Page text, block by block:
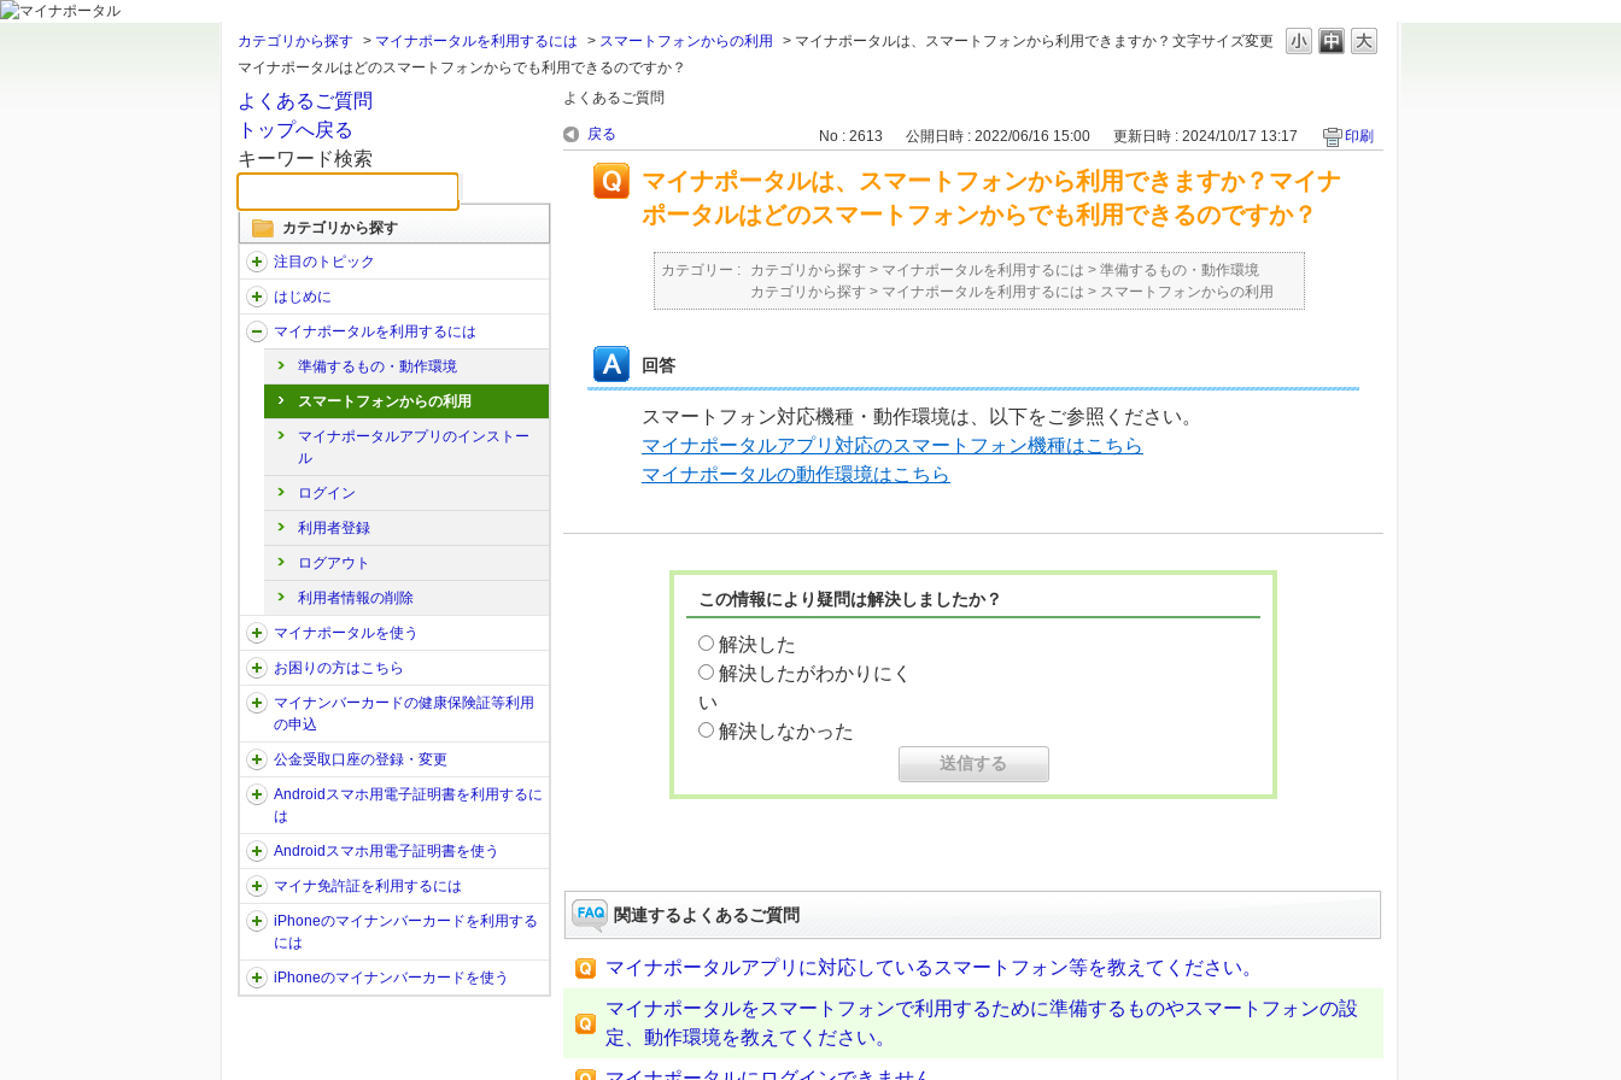
文字サイズ変更
カテゴリから探す > マイナポータルを利用するには > スマートフォンからの利用 > マイナポータルは、スマートフォンから利用できますか？
マイナポータルはどのスマートフォンからでも利用できるのですか？
よくあるご質問
トップへ戻る
キーワード検索
カテゴリから探す
注目のトピック
はじめに
マイナポータルを利用するには
準備するもの・動作環境
スマートフォンからの利用
マイナポータルアプリのインストー
ル
ログイン
利用者登録
ログアウト
利用者情報の削除
マイナポータルを使う
お困りの方はこちら
マイナンバーカードの健康保険証等利用
の申込
公金受取口座の登録・変更
Androidスマホ用電子証明書を利用するに
は
Androidスマホ用電子証明書を使う
マイナ免許証を利用するには
iPhoneのマイナンバーカードを利用する
には
iPhoneのマイナンバーカードを使う
よくあるご質問
戻る No : 2613 公開日時 : 2022/06/16 15:00 更新日時 : 2024/10/17 13:17 印刷
マイナポータルは、スマートフォンから利用できますか？マイナ
ポータルはどのスマートフォンからでも利用できるのですか？
カテゴリー : カテゴリから探す > マイナポータルを利用するには > 準備するもの・動作環境
カテゴリから探す > マイナポータルを利用するには > スマートフォンからの利用
回答
スマートフォン対応機種・動作環境は、以下をご参照ください。
マイナポータルアプリ対応のスマートフォン機種はこちら
マイナポータルの動作環境はこちら
この情報により疑問は解決しましたか？
解決した
解決したがわかりにく
い
解決しなかった
関連するよくあるご質問
マイナポータルアプリに対応しているスマートフォン等を教えてください。
マイナポータルをスマートフォンで利用するために準備するものやスマートフォンの設
定、動作環境を教えてください。